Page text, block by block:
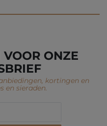
ONZE
kortingen en
en sieraden.